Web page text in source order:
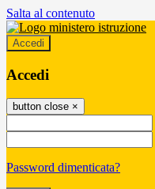
Salta al contenuto
Accedi
Accedi
button close ×
Password dimenticata?